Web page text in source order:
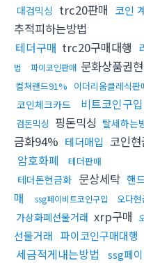
대검믹싱 trc20판매 코인
추적피하는방법
테더구매 trc20구매대행
법
파이코인판매 문화상품권
컬쳐랜드91% 이더리움클레식판
코인체크카드 비트코인구입
검돈믹싱 핑돈믹싱 탈세하는
금화94% 테더매입 코인
암호화폐
테더판매
테더돈현금화 문상세탁 핸
매
ssg페이비트코인구입 오다
가상화폐선물거래 xrp구매
선물거래 파이코인구매대행
세금적게내는방법
ssg페